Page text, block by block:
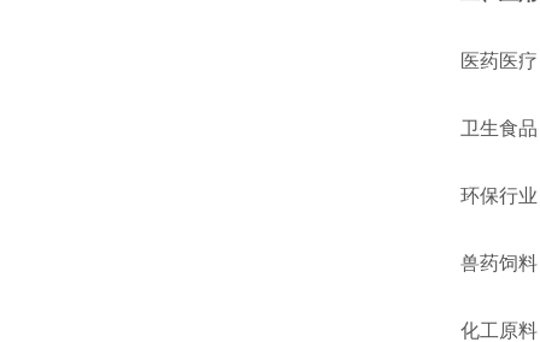
医药医疗
卫生食品
环保行业
兽药饲料
化工原料